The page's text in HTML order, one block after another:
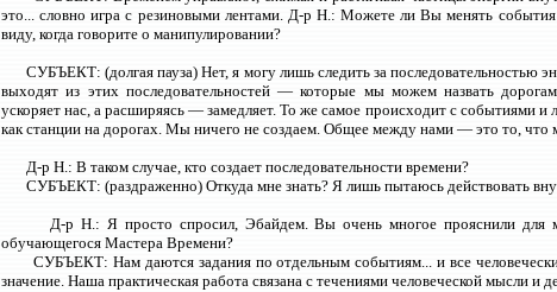
это... словно игра с резиновыми лентами. Д-р Н.: Можете ли Вы менять
виду, когда говорите о манипулировании?
СУБЪЕКТ: (долгая пауза) Нет, я могу лишь следить за последовательностью
выходят из этих последовательностей — которые мы можем назвать
ускоряет нас, а расширяясь — замедляет. То же самое происходит с событиями и
как станции на дорогах. Мы ничего не создаем. Общее между нами — это то, что
Д-р Н.: В таком случае, кто создает последовательности времени?
СУБЪЕКТ: (раздраженно) Откуда мне знать? Я лишь пытаюсь действовать
Д-р Н.: Я просто спросил, Эбайдем. Вы очень многое прояснили для
обучающегося Мастера Времени?
СУБЪЕКТ: Нам даются задания по отдельным событиям... и все
значение. Наша практическая работа связана с течениями человеческой мысли и